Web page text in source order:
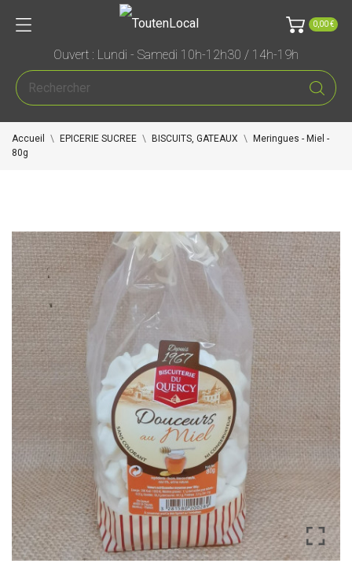
0,00 €
Ouvert : Lundi - Samedi 10h-12h30 / 14h-19h
Accueil EPICERIE SUCREE BISCUITS, GATEAUX
Meringues - Miel -
80g